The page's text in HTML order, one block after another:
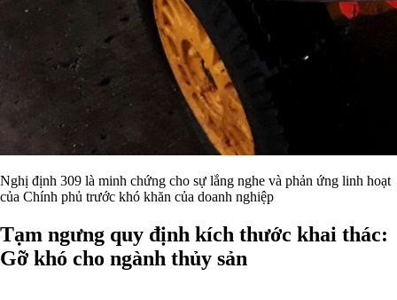
Nghị định 309 là minh chứng cho sự lắng nghe và phản ứng linh hoạt
của Chính phủ trước khó khăn của doanh nghiệp
Tạm ngưng quy định kích thước khai thác:
Gỡ khó cho ngành thủy sản